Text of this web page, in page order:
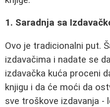
1. Saradnja sa
Ovo je tradicionalni put.
izdavačima i nadate se
izdavačka kuća proceni
knjigu i da će moći da
sve troškove izdavanja -